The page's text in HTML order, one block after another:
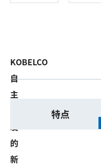
KOBELCO
自
主
发
的
新
特点